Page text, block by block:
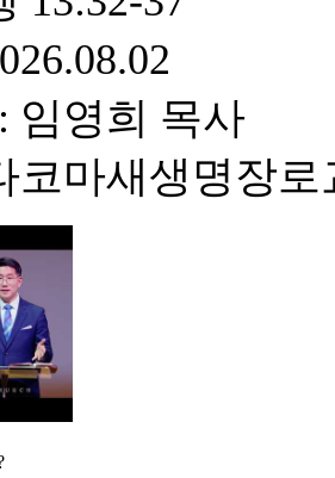
임영희 목사
코마새생명장로